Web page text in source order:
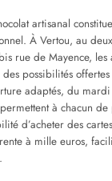
artisanal
À Vertou, au
rue de Mayence, les
possibilités
adaptés, du
à chacun
d’acheter des
à mille euros,